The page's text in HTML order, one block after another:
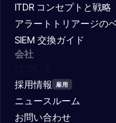
ITDR コンセプトと戦略
アラートトリアージの
SIEM 交換ガイド
会社
採用情報
雇用
ニュースルーム
お問い合わせ